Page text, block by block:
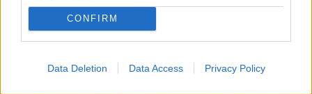
CONFIRM
Data Deletion Data Access Privacy Policy
Nagyon fontos hírt kaptak a takarékoskodók:
tízezreket érintő változás lépett életbe
taglétszáma 110 ezer főre, a kezelt vagyona pedig több